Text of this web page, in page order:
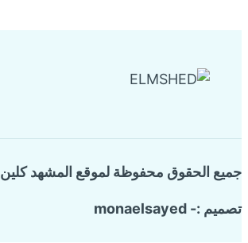
جميع الحقوق محفوظة لموقع المشهد كلين
تصميم :- monaelsayed